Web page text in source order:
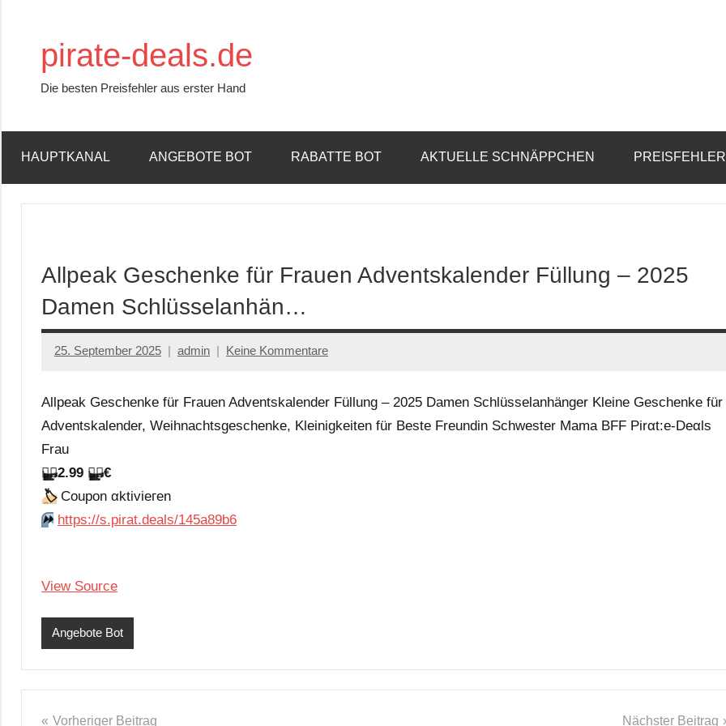
springenpirate-deals.de
Die besten Preisfehler aus erster Hand
HAUPTKANAL ANGEBOTE BOT RABATTE BOT AKTUELLE SCHNÄPPCHEN
Allpeak Geschenke für Frauen Adventskalender Füllung – 2025
Damen Schlüsselanhän…
25. September 2025 admin Keine Kommentare
Allpeak Geschenke für Frauen Adventskalender Füllung – 2025 Damen Schlüsselanhänger Kleine Geschenke für
Adventskalender, Weihnachtsgeschenke, Kleinigkeiten für Beste Freundin Schwester Mama BFF Pirαt:е-Dеαls
Frau
🏴‍☠️2.99 🏴‍☠️€
🏷Сοuрοn αktiviегеn
⏩️ https://s.pirat.deals/145a89b6
View Source
Angebote Bot
Vorheriger Beitrag Nächster Beitrag